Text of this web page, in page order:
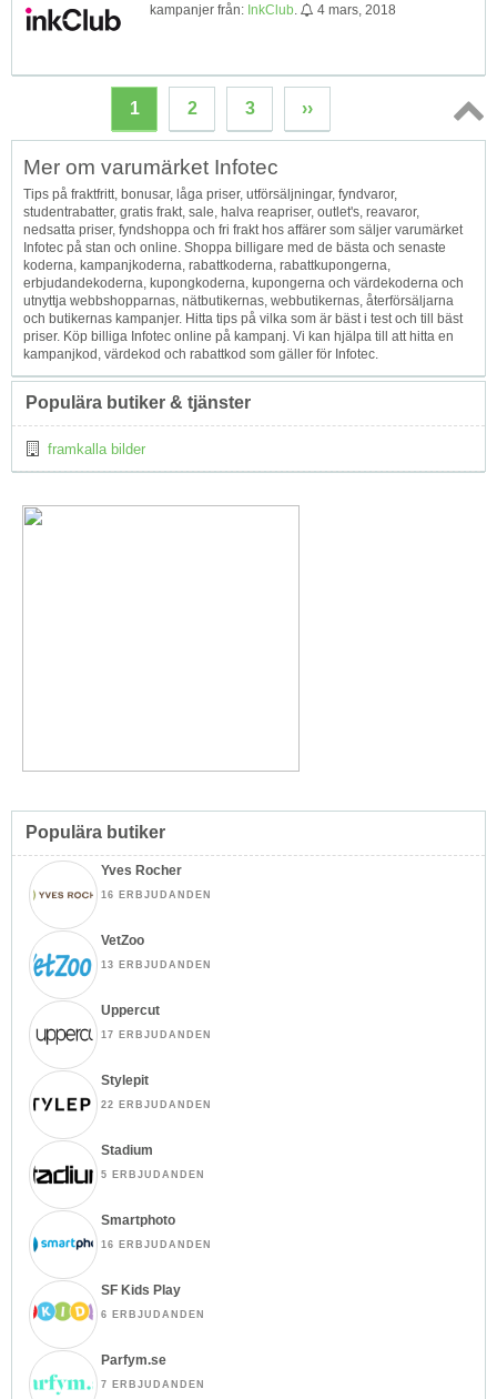
kampanjer från: InkClub 4 mars, 2018
1 2 3 ››
Topp
Mer om varumärket Infotec
Tips på fraktfritt, bonusar, låga priser, utförsäljningar, fyndvaror,
studentrabatter, gratis frakt, sale, halva reapriser, outlet's, reavaror,
nedsatta priser, fyndshoppa och fri frakt hos affärer som säljer varumärket
Infotec på stan och online. Shoppa billigare med de bästa och senaste
koderna, kampanjkoderna, rabattkoderna, rabattkupongerna,
erbjudandekoderna, kupongkoderna, kupongerna och värdekoderna och
utnyttja webbshopparnas, nätbutikernas, webbutikernas, återförsäljarna
och butikernas kampanjer. Hitta tips på vilka som är bäst i test och till bäst
priser. Köp billiga Infotec online på kampanj. Vi kan hjälpa till att hitta en
kampanjkod, värdekod och rabattkod som gäller för Infotec.
Populära butiker & tjänster
framkalla bilder
Populära butiker
Yves Rocher
16 ERBJUDANDEN
VetZoo
13 ERBJUDANDEN
Uppercut
17 ERBJUDANDEN
Stylepit
22 ERBJUDANDEN
Stadium
5 ERBJUDANDEN
Smartphoto
16 ERBJUDANDEN
SF Kids Play
6 ERBJUDANDEN
Parfym.se
7 ERBJUDANDEN